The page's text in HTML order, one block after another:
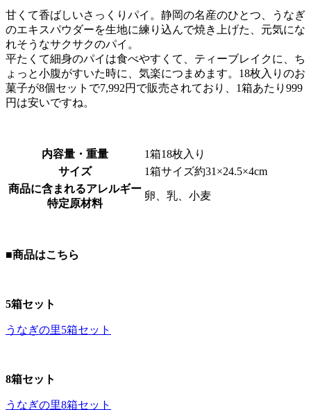
甘くて香ばしいさっくりパイ。静岡の名産のひとつ、うなぎ
のエキスパウダーを生地に練り込んで焼き上げた、元気にな
れそうなサクサクのパイ。
平たくて細身のパイは食べやすくて、ティーブレイクに、ち
ょっと小腹がすいた時に、気楽につまめます。18枚入りのお
菓子が8個セットで7,992円で販売されており、1箱あたり999
円は安いですね。
内容量・重量
1箱18枚入り
サイズ
1箱サイズ約31×24.5×4cm
商品に含まれるアレルギー
特定原材料
卵、乳、小麦
■商品はこちら
5箱セット
うなぎの里5箱セット
8箱セット
うなぎの里8箱セット